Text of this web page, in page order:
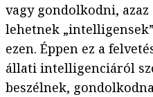
vagy gondolkodni, azaz
lehetnek
ezen. Éppen ez a
állati intelligenciáról
beszélnek,